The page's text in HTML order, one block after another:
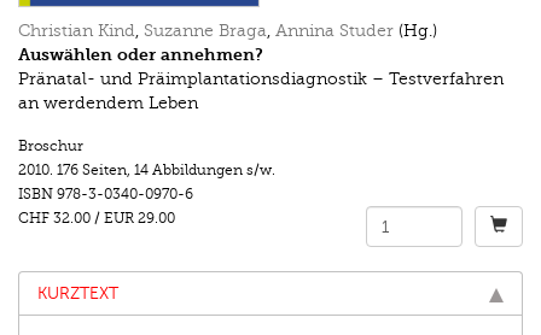
Christian Kind, Suzanne Braga, Annina Studer (Hg.)
Auswählen oder annehmen?
Pränatal- und Präimplantationsdiagnostik – Testverfahren
an werdendem Leben
Broschur
2010. 176 Seiten, 14 Abbildungen s/w.
ISBN 978-3-0340-0970-6
CHF 32.00 / EUR 29.00
KURZTEXT